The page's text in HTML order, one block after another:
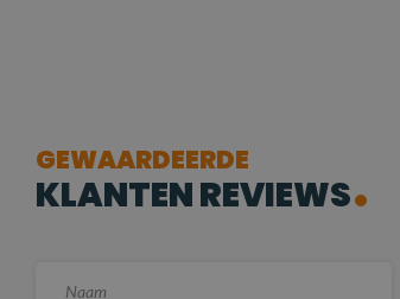
GEWAARDEERDE
KLANTEN REVIEWS